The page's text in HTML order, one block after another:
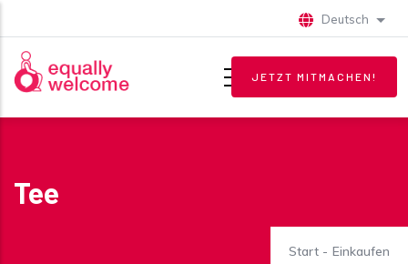
Deutsch
JETZT MITMACHEN!
Tee
Start - Einkaufen